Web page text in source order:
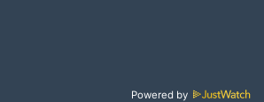
Powered by